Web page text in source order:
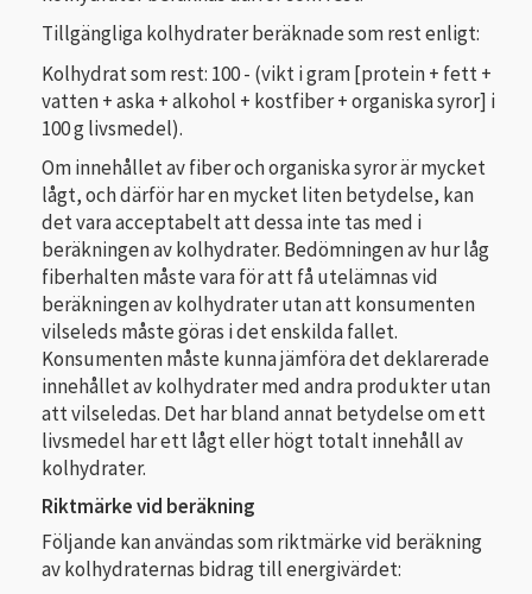
Tillgängliga kolhydrater beräknade som rest enligt:
Kolhydrat som rest: 100 - (vikt i gram [protein + fett +
vatten + aska + alkohol + kostfiber + organiska syror] i
100 g livsmedel).
Om innehållet av fiber och organiska syror är mycket
lågt, och därför har en mycket liten betydelse, kan
det vara acceptabelt att dessa inte tas med i
beräkningen av kolhydrater. Bedömningen av hur låg
fiberhalten måste vara för att få utelämnas vid
beräkningen av kolhydrater utan att konsumenten
vilseleds måste göras i det enskilda fallet.
Konsumenten måste kunna jämföra det deklarerade
innehållet av kolhydrater med andra produkter utan
att vilseledas. Det har bland annat betydelse om ett
livsmedel har ett lågt eller högt totalt innehåll av
kolhydrater.
Riktmärke vid beräkning
Följande kan användas som riktmärke vid beräkning
av kolhydraternas bidrag till energivärdet: